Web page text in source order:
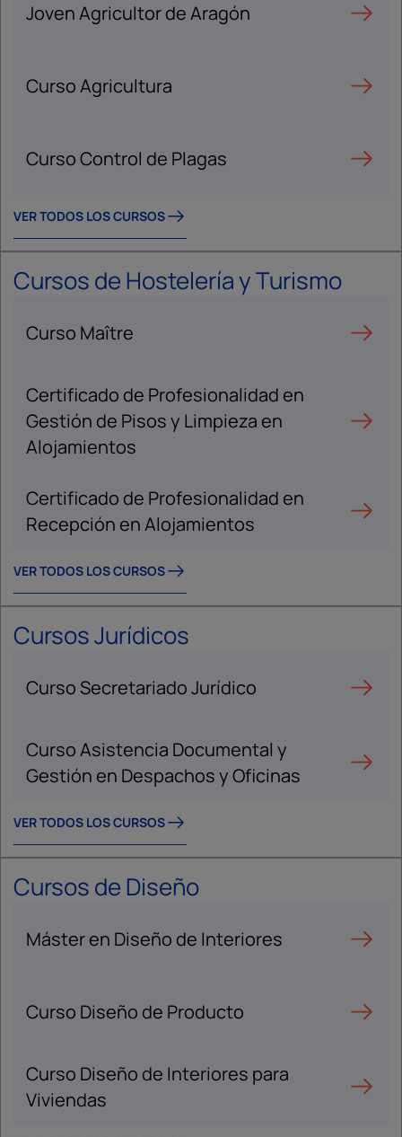
Joven Agricultor de Aragón
Curso Agricultura
Curso Control de Plagas
VER TODOS LOS CURSOS
Cursos de Hostelería y Turismo
Curso Maître
Certificado de Profesionalidad en
Gestión de Pisos y Limpieza en
Alojamientos
Certificado de Profesionalidad en
Recepción en Alojamientos
VER TODOS LOS CURSOS
Cursos Jurídicos
Curso Secretariado Jurídico
Curso Asistencia Documental y
Gestión en Despachos y Oficinas
VER TODOS LOS CURSOS
Cursos de Diseño
Máster en Diseño de Interiores
Curso Diseño de Producto
Curso Diseño de Interiores para
Viviendas